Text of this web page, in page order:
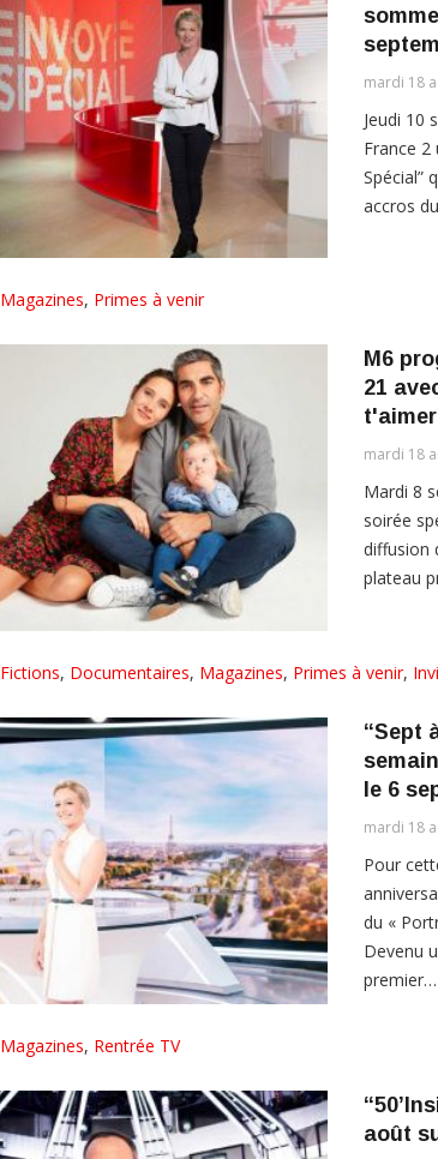
mardi 18
Jeudi 10
France 2
Spécial”
accros
Magazines, Primes à venir
M6
21
mardi 18
Mardi 8
soirée
diffusion
plateau
Fictions, Documentaires, Magazines, Primes à venir,
“Sept
le 6
mardi 18
Pour
du «
Devenu
premier…
Magazines, Rentrée TV
août